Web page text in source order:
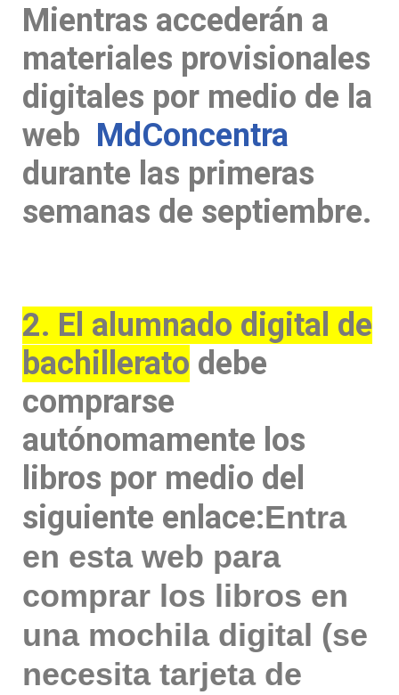
Mientras accederán a
materiales provisionales
digitales por medio de la
web MdConcentra
durante las primeras
semanas de septiembre.
2. El alumnado digital de
bachillerato debe
comprarse
autónomamente los
libros por medio del
siguiente enlace:Entra
en esta web para
comprar los libros en
una mochila digital (se
necesita tarjeta de